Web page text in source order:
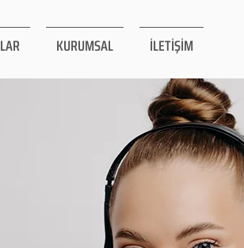
KURUMSAL İLETİŞİM